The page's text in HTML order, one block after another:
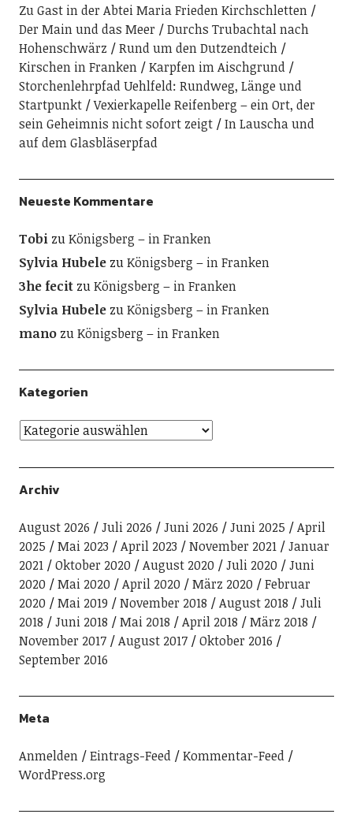
Zu Gast in der Abtei Maria Frieden Kirchschletten
Der Main und das Meer
Durchs Trubachtal nach
Hohenschwärz
Rund um den Dutzendteich
Kirschen in Franken
Karpfen im Aischgrund
Storchenlehrpfad Uehlfeld: Rundweg, Länge und
Startpunkt
Vexierkapelle Reifenberg – ein Ort, der
sein Geheimnis nicht sofort zeigt
In Lauscha und
auf dem Glasbläserpfad
Neueste Kommentare
TobizuKönigsberg – in Franken
Sylvia HubelezuKönigsberg – in Franken
3he fecitzuKönigsberg – in Franken
Sylvia HubelezuKönigsberg – in Franken
manozuKönigsberg – in Franken
Kategorien
Archiv
August 2026 Juli 2026 Juni 2026 Juni 2025
April
2025
Mai 2023 April 2023 November 2021
Januar
2021
Oktober 2020 August 2020 Juli 2020
Juni
2020
Mai 2020 April 2020 März 2020
Februar
2020
Mai 2019 November 2018 August 2018
Juli
2018
Juni 2018 Mai 2018 April 2018
März 2018
November 2017
August 2017
Oktober 2016
September 2016
Meta
Anmelden Eintrags-Feed
Kommentar-Feed
WordPress.org